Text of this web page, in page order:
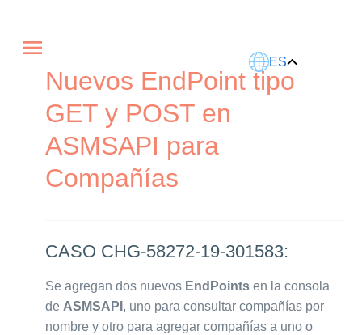
ES
Nuevos EndPoint tipo
GET y POST en
ASMSAPI para
Compañías
CASO CHG-58272-19-301583:
Se agregan dos nuevos EndPoints en la consola
de ASMSAPI , uno para consultar compañías por
nombre y otro para agregar compañías a uno o